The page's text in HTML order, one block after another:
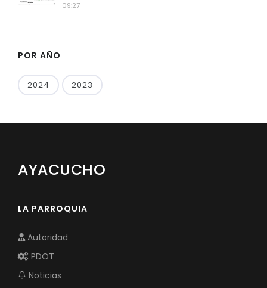
09:27
POR AÑO
2024 2023
AYACUCHO
-
LA PARROQUIA
Autoridad
PDOT
Noticias